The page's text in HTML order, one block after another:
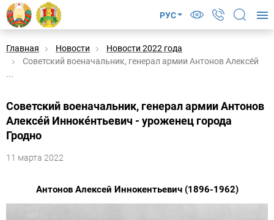
РУС
Главная Новости
Новости 2022 года
Советский военачальник, генерал армии Антонов Алексе́й
...
Советский военачальник, генерал армии Антонов
Алексе́й Инноке́нтьевич - уроженец города
Гродно
11 марта 2022
Антонов Алексей Иннокентьевич (1896-1962)